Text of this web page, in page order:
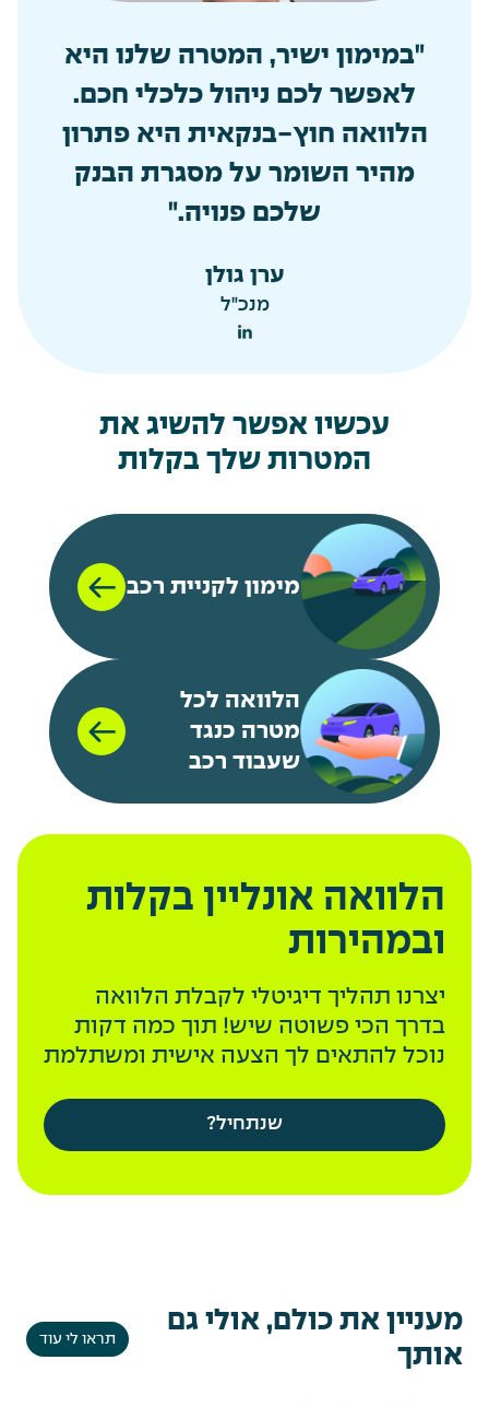
"במימון ישיר, המטרה שלנו היא
לאפשר לכם ניהול כלכלי חכם.
הלוואה חוץ-בנקאית היא פתרון
מהיר השומר על מסגרת הבנק
שלכם פנויה."
ערן גולן
מנכ"ל
עכשיו אפשר להשיג את
המטרות שלך בקלות
מימון לקניית רכב
הלוואה לכל
מטרה כנגד
שעבוד רכב
הלוואה אונליין בקלות
ובמהירות
יצרנו תהליך דיגיטלי לקבלת הלוואה
בדרך הכי פשוטה שיש! תוך כמה דקות
נוכל להתאים לך הצעה אישית ומשתלמת
שנתחיל?
מעניין את כולם, אולי גם
אותך
תראו לי עוד